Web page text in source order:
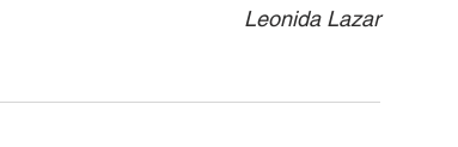
Skupina - Kateheti
Leonida Lazar